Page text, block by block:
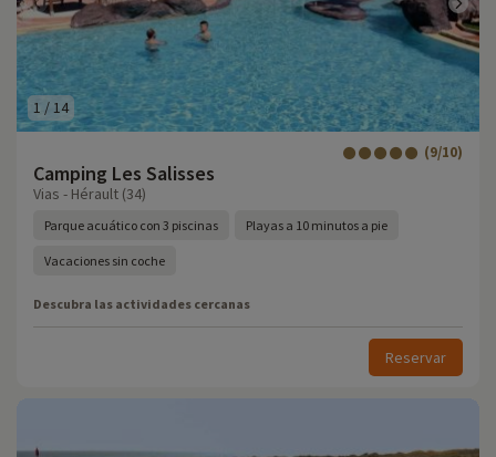
1 /14
Camping Les Salisses
(9/10)
Vias - Hérault (34)
Parque acuático con 3 piscinas Playas a 10 minutos a pie
Vacaciones sin coche
Descubra las actividades cercanas
Reservar